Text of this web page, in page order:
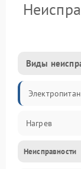
Виды
Нагрев
Неисправности